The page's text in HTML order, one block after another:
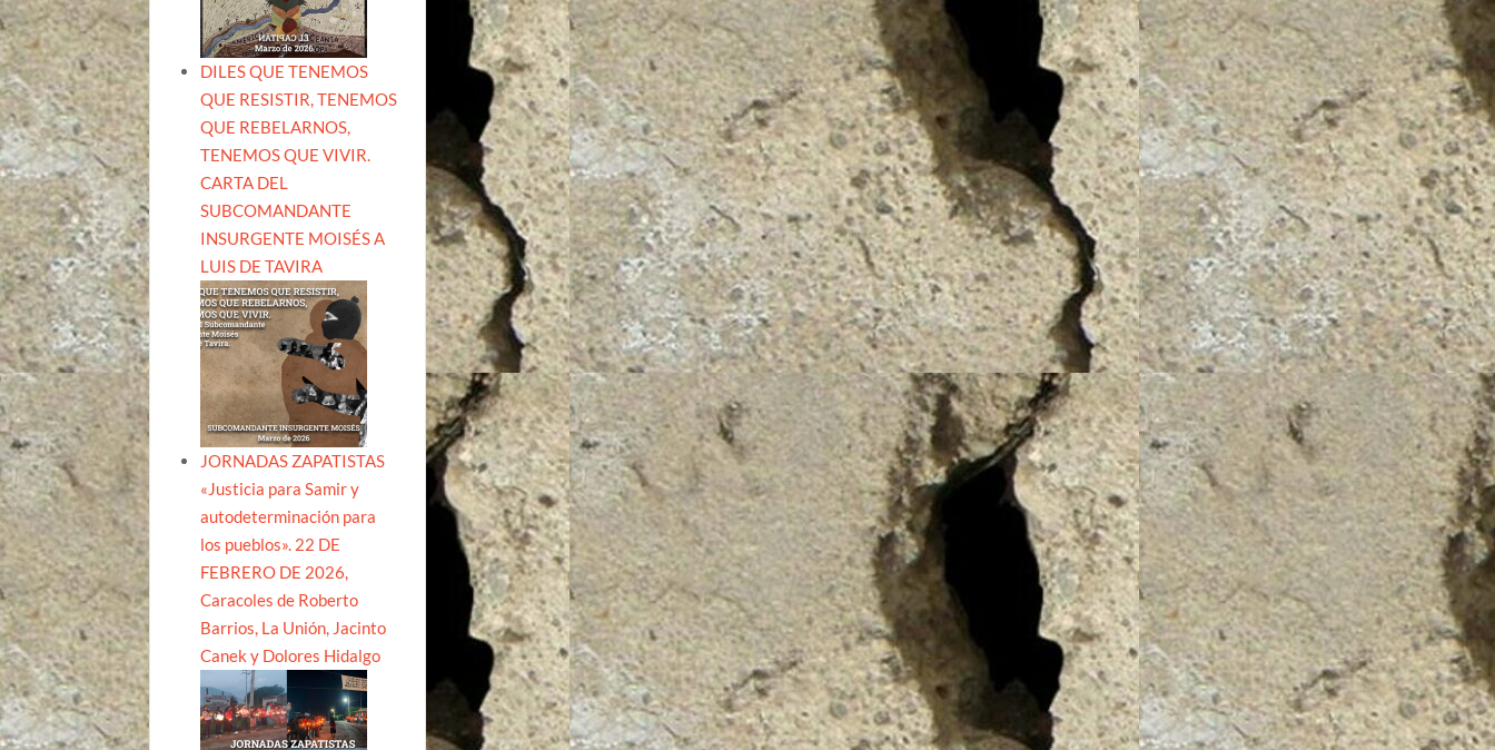
DILES QUE TENEMOS
QUE RESISTIR, TENEMOS
QUE REBELARNOS,
TENEMOS QUE VIVIR.
CARTA DEL
SUBCOMANDANTE
INSURGENTE MOISÉS A
LUIS DE TAVIRA
JORNADAS ZAPATISTAS
«Justicia para Samir y
autodeterminación para
los pueblos». 22 DE
FEBRERO DE 2026,
Caracoles de Roberto
Barrios, La Unión, Jacinto
Canek y Dolores Hidalgo